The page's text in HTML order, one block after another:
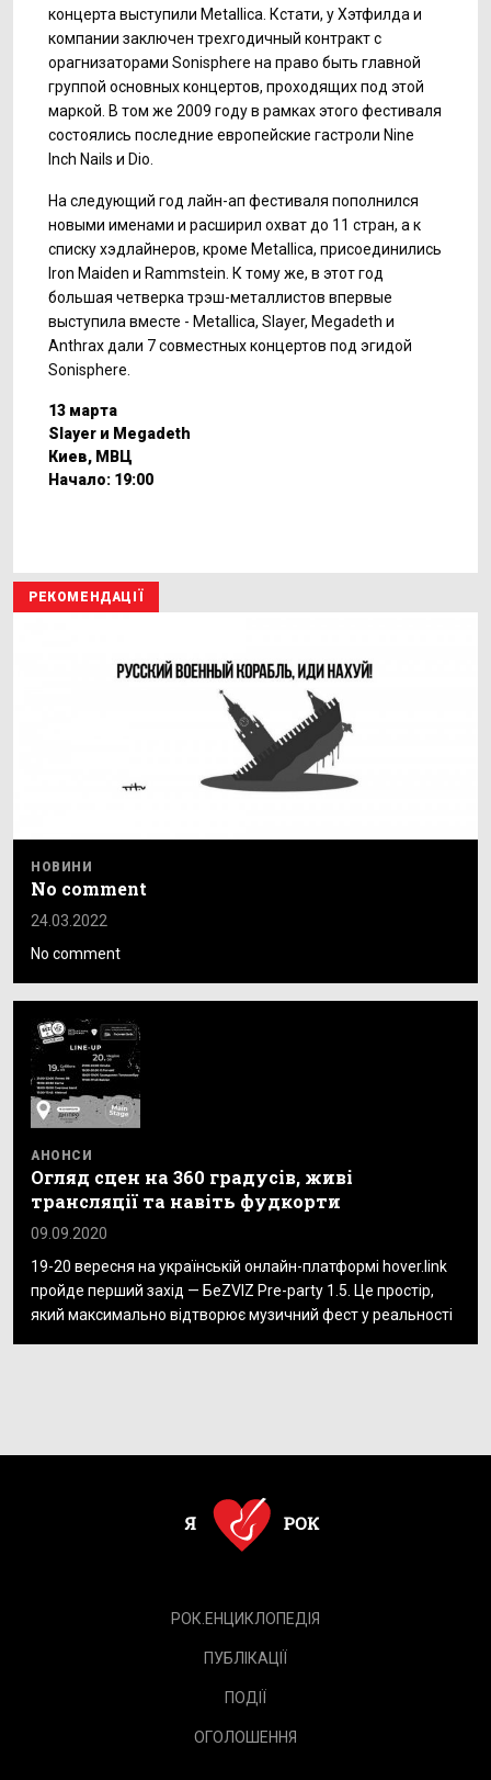
концерта выступили Metallica. Кстати, у Хэтфилда и
компании заключен трехгодичный контракт с
орагнизаторами Sonisphere на право быть главной
группой основных концертов, проходящих под этой
маркой. В том же 2009 году в рамках этого фестиваля
состоялись последние европейские гастроли Nine
Inch Nails и Dio.
На следующий год лайн-ап фестиваля пополнился
новыми именами и расширил охват до 11 стран, а к
списку хэдлайнеров, кроме Metallica, присоединились
Iron Maiden и Rammstein. К тому же, в этот год
большая четверка трэш-металлистов впервые
выступила вместе - Metallica, Slayer, Megadeth и
Anthrax дали 7 совместных концертов под эгидой
Sonisphere.
13 марта
Slayer и Megadeth
Киев, МВЦ
Начало: 19:00
РЕКОМЕНДАЦІЇ
НОВИНИ
No comment
24.03.2022
No comment
АНОНСИ
Огляд сцен на 360 градусів, живі
трансляції та навіть фудкорти
09.09.2020
19-20 вересня на українській онлайн-платформі hover.link
пройде перший захід — БеZVIZ Pre-party 1.5. Це простір,
який максимально відтворює музичний фест у реальності
РОК.ЕНЦИКЛОПЕДІЯ
ПУБЛІКАЦІЇ
ПОДІЇ
ОГОЛОШЕННЯ